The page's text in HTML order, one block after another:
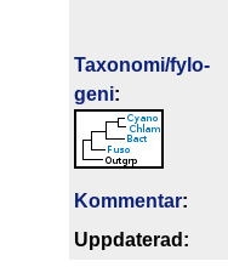
Taxonomi/fylo­
geni:
Kommentar:
Upp­da­te­rad: